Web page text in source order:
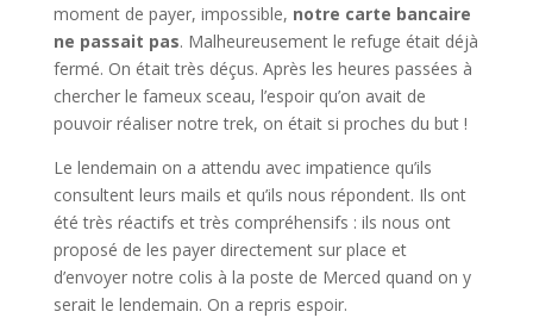
moment de payer, impossible, notre carte bancaire
ne passait pas. Malheureusement le refuge était déjà
fermé. On était très déçus. Après les heures passées à
chercher le fameux sceau, l’espoir qu’on avait de
pouvoir réaliser notre trek, on était si proches du but !
Le lendemain on a attendu avec impatience qu’ils
consultent leurs mails et qu’ils nous répondent. Ils ont
été très réactifs et très compréhensifs : ils nous ont
proposé de les payer directement sur place et
d’envoyer notre colis à la poste de Merced quand on y
serait le lendemain. On a repris espoir.